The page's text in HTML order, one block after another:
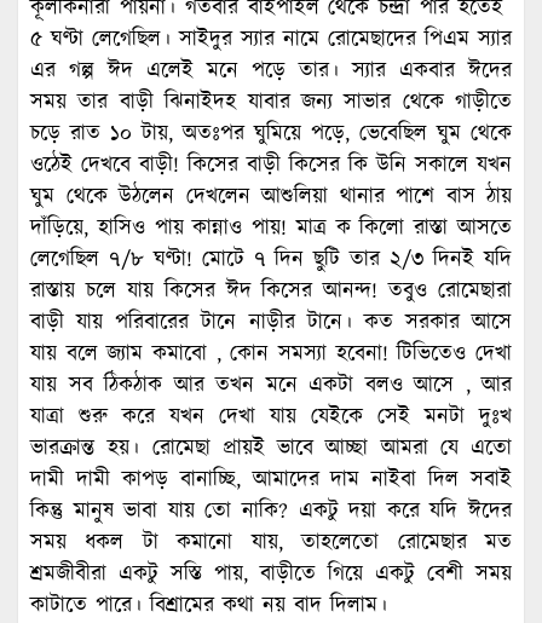
কূলকিনারা পায়না। গতবার বাইপাইল থেকে চন্দ্রা পার হতেই
৫ ঘণ্টা লেগেছিল। সাইদুর স্যার নামে রোমেছাদের পিএম স্যার
এর গল্প ঈদ এলেই মনে পড়ে তার। স্যার একবার ঈদের
সময় তার বাড়ী ঝিনাইদহ যাবার জন্য সাভার থেকে গাড়ীতে
চড়ে রাত ১০ টায়, অতঃপর ঘুমিয়ে পড়ে, ভেবেছিল ঘুম থেকে
ওঠেই দেখবে বাড়ী! কিসের বাড়ী কিসের কি উনি সকালে যখন
ঘুম থেকে উঠলেন দেখলেন আশুলিয়া থানার পাশে বাস ঠায়
দাঁড়িয়ে, হাসিও পায় কান্নাও পায়! মাত্র ক কিলো রাস্তা আসতে
লেগেছিল ৭/৮ ঘণ্টা! মোটে ৭ দিন ছুটি তার ২/৩ দিনই যদি
রাস্তায় চলে যায় কিসের ঈদ কিসের আনন্দ! তবুও রোমেছারা
বাড়ী যায় পরিবারের টানে নাড়ীর টানে। কত সরকার আসে
যায় বলে জ্যাম কমাবো , কোন সমস্যা হবেনা! টিভিতেও দেখা
যায় সব ঠিকঠাক আর তখন মনে একটা বলও আসে , আর
যাত্রা শুরু করে যখন দেখা যায় যেইকে সেই মনটা দুঃখ
ভারক্রান্ত হয়। রোমেছা প্রায়ই ভাবে আচ্ছা আমরা যে এতো
দামী দামী কাপড় বানাচ্ছি, আমাদের দাম নাইবা দিল সবাই
কিন্তু মানুষ ভাবা যায় তো নাকি? একটু দয়া করে যদি ঈদের
সময় ধকল টা কমানো যায়, তাহলেতো রোমেছার মত
শ্রমজীবীরা একটু সস্তি পায়, বাড়ীতে গিয়ে একটু বেশী সময়
কাটাতে পারে। বিশ্রামের কথা নয় বাদ দিলাম।